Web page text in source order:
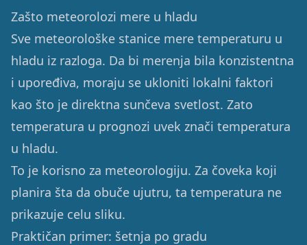
Zašto meteorolozi mere u hladu
Sve meteorološke stanice mere temperaturu u
hladu iz razloga. Da bi merenja bila konzistentna
i upoređiva, moraju se ukloniti lokalni faktori
kao što je direktna sunčeva svetlost. Zato
temperatura u prognozi uvek znači temperatura
u hladu.
To je korisno za meteorologiju. Za čoveka koji
planira šta da obuče ujutru, ta temperatura ne
prikazuje celu sliku.
Praktičan primer: šetnja po gradu